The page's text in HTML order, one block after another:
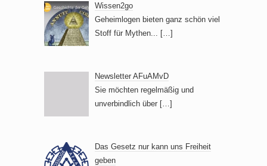
Wissen2go
Geheimlogen bieten ganz schön viel
Stoff für Mythen...
[…]
Newsletter AFuAMvD
Sie möchten regelmäßig und
unverbindlich über […]
Das Gesetz nur kann uns Freiheit
geben